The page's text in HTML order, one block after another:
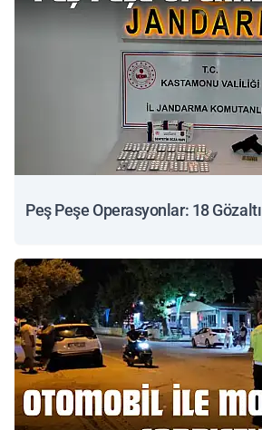
Peş Peşe Operasyonlar: 18 Gözaltı